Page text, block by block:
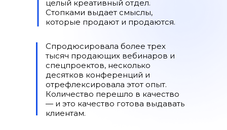
целый креативный отдел.
Стопками выдает смыслы,
которые продают и продаются.
Спродюсировала более трех
тысяч продающих вебинаров и
спецпроектов, несколько
десятков конференций и
отрефлексировала этот опыт.
Количество перешло в качество
— и это качество готова выдавать
клиентам.
Вебинары как канал продаж: с чего
построить воронку и считать
13.10.2022